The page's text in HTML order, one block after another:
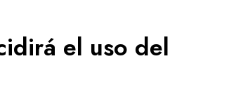
el uso del